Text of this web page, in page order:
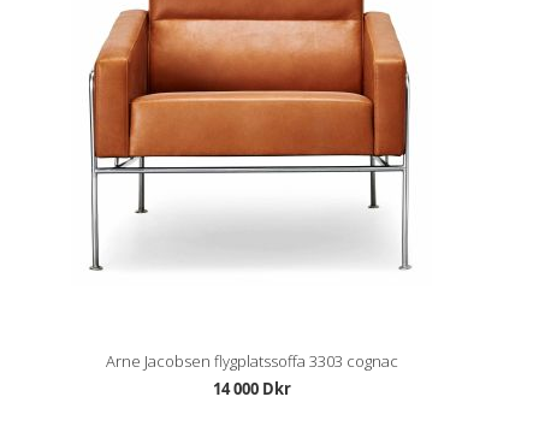
Arne Jacobsen flygplatssoffa 3303 cognac
14 000 Dkr